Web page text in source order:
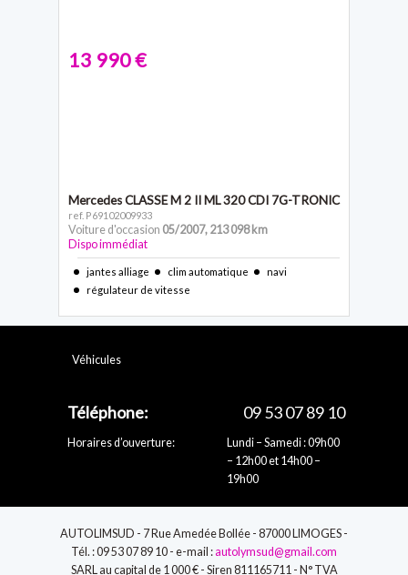
13 990 €
Mercedes CLASSE M 2 II ML 320 CDI 7G-TRONIC
ref. P69102009933
Voiture d'occasion 05/2007, 213 098 km
Dispo immédiat
jantes alliage clim automatique
navi
régulateur de vitesse
Véhicules
Téléphone: 09 53 07 89 10
Horaires d’ouverture:
Lundi – Samedi : 09h00
– 12h00 et 14h00 –
19h00
AUTOLIMSUD - 7 Rue Amedée Bollée - 87000 LIMOGES -
Tél. : 09 53 07 89 10 - e-mail :autolymsud@gmail.com
SARL au capital de 1 000 € - Siren 811165711 - N° TVA